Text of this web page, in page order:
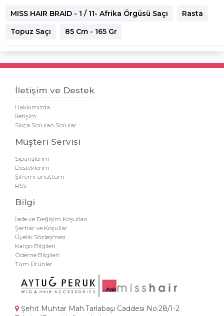
MISS HAIR BRAID - 1 / 11- Afrika Örgüsü Saçı
Rasta
Topuz Saçı
85 Cm - 165 Gr
İletişim ve Destek
Hakkımızda
İletişim
Sıkça Sorulan Sorular
Müşteri Servisi
Siparişlerim
Desteklerim
Şifremi unuttum
RSS
Bilgi
İade ve Değişim Koşulları
Şartlar ve Koşullar
Üyelik Sözleşmesi
Kargo Bilgileri
Ödeme Bilgileri
Tüm Ürünler
Şehit Muhtar Mah.Tarlabaşı Caddesi No:28/1-2